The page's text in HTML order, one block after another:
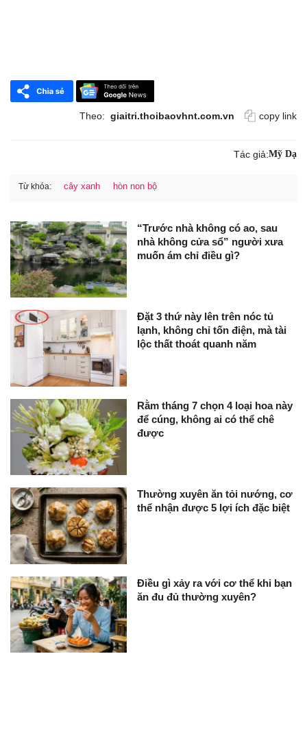
Theo: giaitri.thoibaovhnt.com.vn copy link
Tác giả:Mỹ Dạ
Từ khóa: cây xanh hòn non bộ
“Trước nhà không có ao, sau
nhà không cửa sổ” người xưa
muốn ám chỉ điều gì?
Đặt 3 thứ này lên trên nóc tủ
lạnh, không chỉ tốn điện, mà tài
lộc thất thoát quanh năm
Rằm tháng 7 chọn 4 loại hoa này
để cúng, không ai có thể chê
được
Thường xuyên ăn tỏi nướng, cơ
thể nhận được 5 lợi ích đặc biệt
Điều gì xảy ra với cơ thể khi bạn
ăn đu đủ thường xuyên?